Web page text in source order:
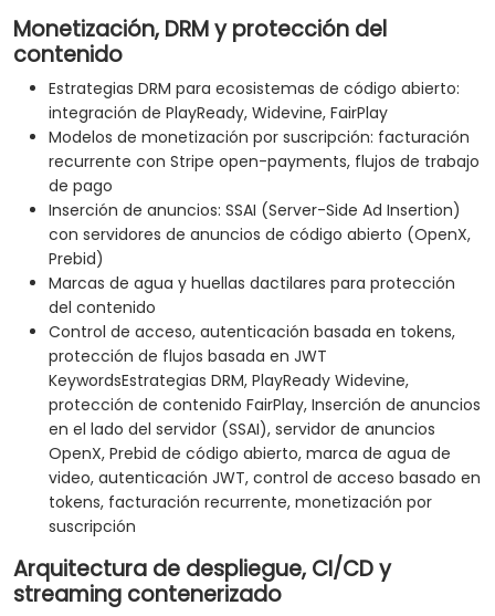
Monetización, DRM y protección del
contenido
Estrategias DRM para ecosistemas de código abierto:
integración de PlayReady, Widevine, FairPlay
Modelos de monetización por suscripción: facturación
recurrente con Stripe open-payments, flujos de trabajo
de pago
Inserción de anuncios: SSAI (Server-Side Ad Insertion)
con servidores de anuncios de código abierto (OpenX,
Prebid)
Marcas de agua y huellas dactilares para protección
del contenido
Control de acceso, autenticación basada en tokens,
protección de flujos basada en JWT
KeywordsEstrategias DRM, PlayReady Widevine,
protección de contenido FairPlay, Inserción de anuncios
en el lado del servidor (SSAI), servidor de anuncios
OpenX, Prebid de código abierto, marca de agua de
video, autenticación JWT, control de acceso basado en
tokens, facturación recurrente, monetización por
suscripción
Arquitectura de despliegue, CI/CD y
streaming contenerizado